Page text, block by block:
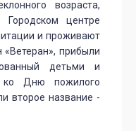
возраста,
Городском центре
и проживают
прибыли
детьми и
ко Дню пожилого
второе название -